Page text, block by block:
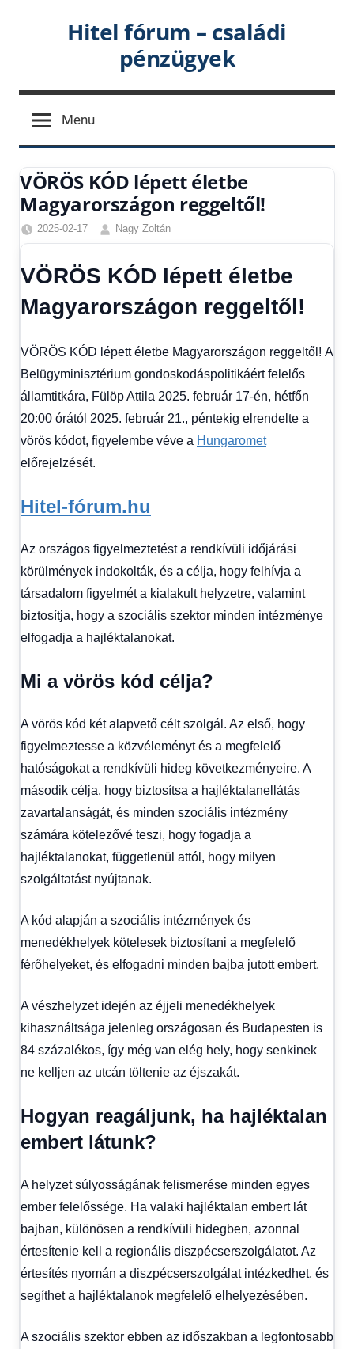
Hitel fórum – családi
pénzügyek
Menu
VÖRÖS KÓD lépett életbe
Magyarországon reggeltől!
2025-02-17
Nagy Zoltán
Egyéb,
hírek,
Hírek ,
1
kézből
fórum
VÖRÖS KÓD lépett életbe
Magyarországon reggeltől!
VÖRÖS KÓD lépett életbe Magyarországon reggeltől! A
Belügyminisztérium gondoskodáspolitikáért felelős
államtitkára, Fülöp Attila 2025. február 17-én, hétfőn
20:00 órától 2025. február 21., péntekig elrendelte a
vörös kódot, figyelembe véve a Hungaromet
előrejelzését.
Hitel-fórum.hu
Az országos figyelmeztetést a rendkívüli időjárási
körülmények indokolták, és a célja, hogy felhívja a
társadalom figyelmét a kialakult helyzetre, valamint
biztosítja, hogy a szociális szektor minden intézménye
elfogadja a hajléktalanokat.
Mi a vörös kód célja?
A vörös kód két alapvető célt szolgál. Az első, hogy
figyelmeztesse a közvéleményt és a megfelelő
hatóságokat a rendkívüli hideg következményeire. A
második célja, hogy biztosítsa a hajléktalanellátás
zavartalanságát, és minden szociális intézmény
számára kötelezővé teszi, hogy fogadja a
hajléktalanokat, függetlenül attól, hogy milyen
szolgáltatást nyújtanak.
A kód alapján a szociális intézmények és
menedékhelyek kötelesek biztosítani a megfelelő
férőhelyeket, és elfogadni minden bajba jutott embert.
A vészhelyzet idején az éjjeli menedékhelyek
kihasználtsága jelenleg országosan és Budapesten is
84 százalékos, így még van elég hely, hogy senkinek
ne kelljen az utcán töltenie az éjszakát.
Hogyan reagáljunk, ha hajléktalan
embert látunk?
A helyzet súlyosságának felismerése minden egyes
ember felelőssége. Ha valaki hajléktalan embert lát
bajban, különösen a rendkívüli hidegben, azonnal
értesítenie kell a regionális diszpécserszolgálatot. Az
értesítés nyomán a diszpécserszolgálat intézkedhet, és
segíthet a hajléktalanok megfelelő elhelyezésében.
A szociális szektor ebben az időszakban a legfontosabb